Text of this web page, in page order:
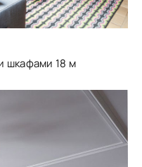
шкафами 18 м